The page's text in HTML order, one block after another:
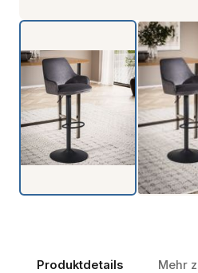
Produktdetails Mehr